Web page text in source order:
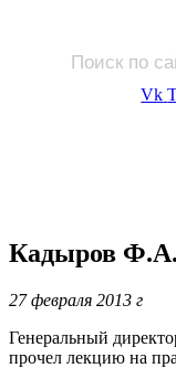
Vk
Кадыров Ф.А.
27 февраля 2013 г
Генеральный
прочел лекцию на